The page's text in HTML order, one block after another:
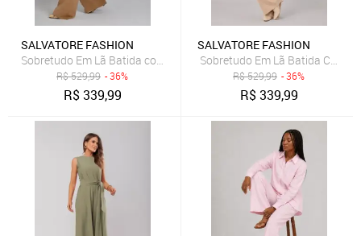
SALVATORE FASHION
Sobretudo Em Lã Batida com Faixa para Amarração Salvatore Bege
R$529,99 - 36%
R$339,99
SALVATORE FASHION
Sobretudo Em Lã Batida Com
R$529,99 - 36%
R$339,99